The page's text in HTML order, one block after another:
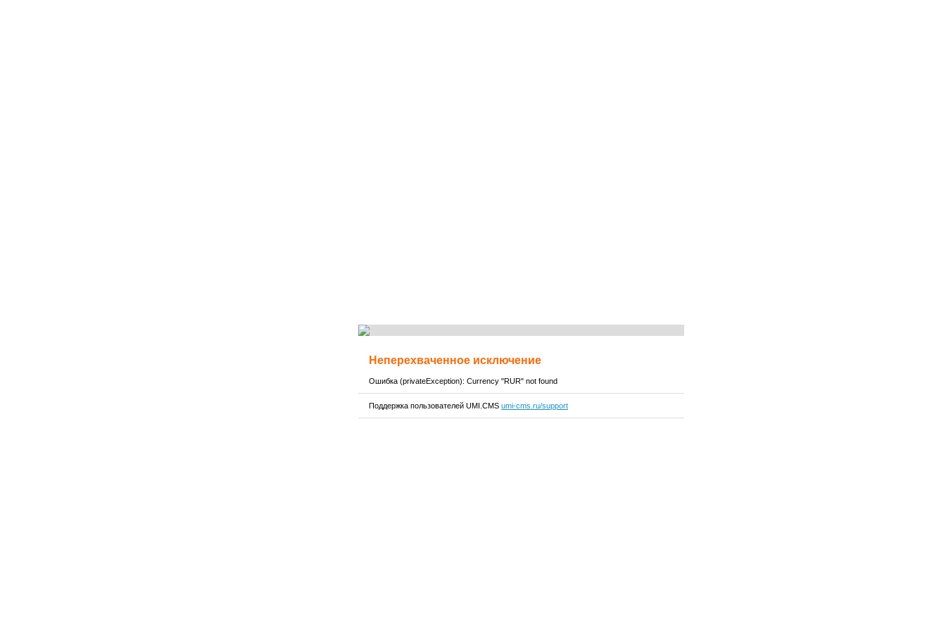
Неперехваченное исключение
Ошибка (privateException): Currency "RUR" not found
Поддержка пользователей UMI.CMS umi-cms.ru/support